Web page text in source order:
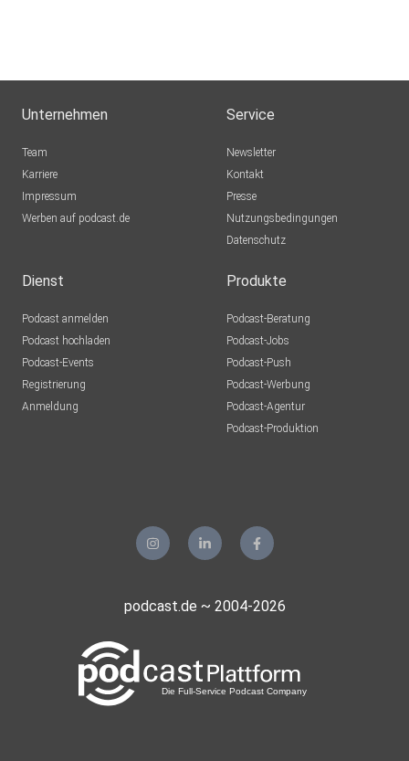
Unternehmen
Team
Karriere
Impressum
Werben auf podcast.de
Service
Newsletter
Kontakt
Presse
Nutzungsbedingungen
Datenschutz
Dienst
Podcast anmelden
Podcast hochladen
Podcast-Events
Registrierung
Anmeldung
Produkte
Podcast-Beratung
Podcast-Jobs
Podcast-Push
Podcast-Werbung
Podcast-Agentur
Podcast-Produktion
podcast.de ~ 2004-2026